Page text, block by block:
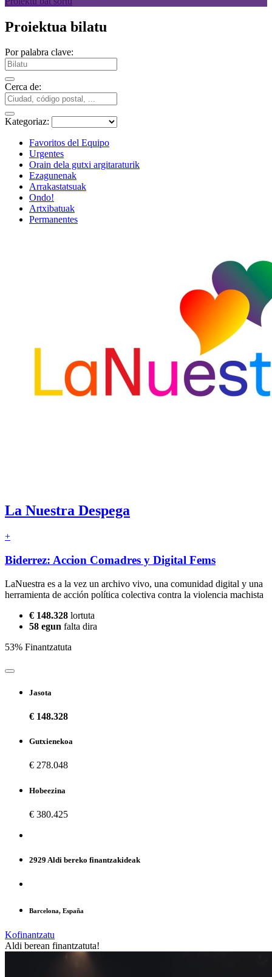
Proiektua bilatu
Por palabra clave:
Cerca de:
Kategoriaz:
Favoritos del Equipo
Urgentes
Orain dela gutxi argitaraturik
Ezagunenak
Arrakastatsuak
Ondo!
Artxibatuak
Permanentes
La Nuestra Despega
+
Biderrez: Accion Comadres y Digital Fems
LaNuestra es a la vez un archivo vivo, una comunidad digital y una
herramienta de acción política colectiva contra la violencia machista
€ 148.328 lortuta
58 egun falta dira
53% Finantzatuta
Jasota
€ 148.328
Gutxienekoa
€ 278.048
Hobeezina
€ 380.425
2929 Aldi bereko finantzakideak
Barcelona, España
Kofinantzatu
Aldi berean finantzatuta!